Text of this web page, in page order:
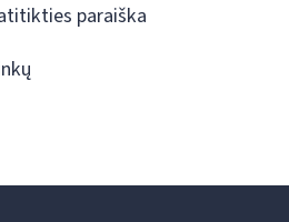
paraiška